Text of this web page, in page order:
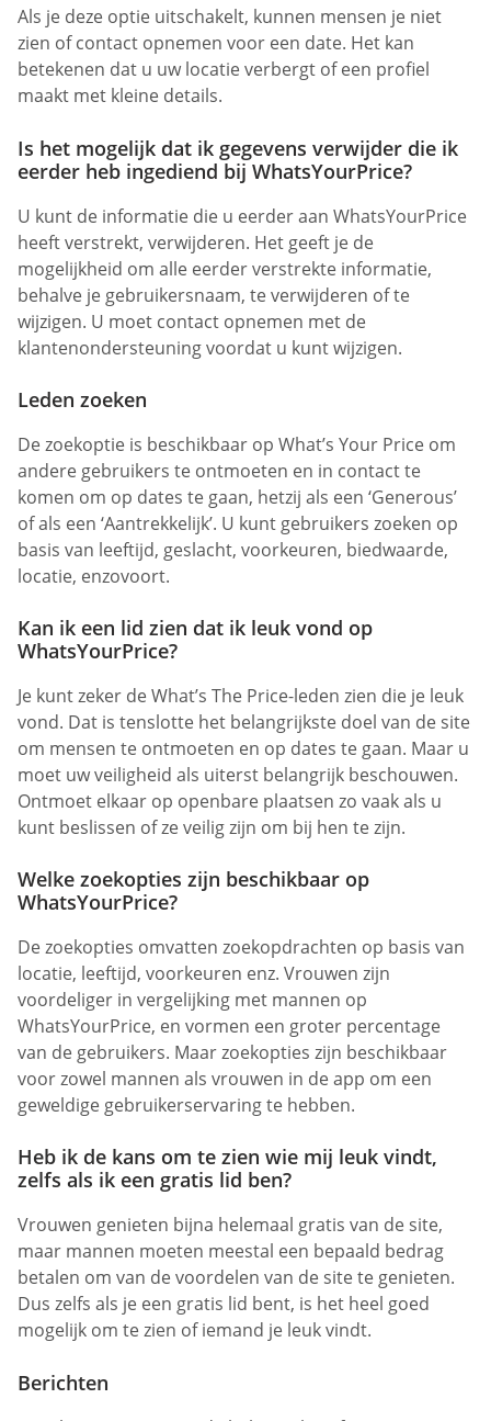
Als je deze optie uitschakelt, kunnen mensen je niet
zien of contact opnemen voor een date. Het kan
betekenen dat u uw locatie verbergt of een profiel
maakt met kleine details.
Is het mogelijk dat ik gegevens verwijder die ik
eerder heb ingediend bij WhatsYourPrice?
U kunt de informatie die u eerder aan WhatsYourPrice
heeft verstrekt, verwijderen. Het geeft je de
mogelijkheid om alle eerder verstrekte informatie,
behalve je gebruikersnaam, te verwijderen of te
wijzigen. U moet contact opnemen met de
klantenondersteuning voordat u kunt wijzigen.
Leden zoeken
De zoekoptie is beschikbaar op What’s Your Price om
andere gebruikers te ontmoeten en in contact te
komen om op dates te gaan, hetzij als een ‘Generous’
of als een ‘Aantrekkelijk’. U kunt gebruikers zoeken op
basis van leeftijd, geslacht, voorkeuren, biedwaarde,
locatie, enzovoort.
Kan ik een lid zien dat ik leuk vond op
WhatsYourPrice?
Je kunt zeker de What’s The Price-leden zien die je leuk
vond. Dat is tenslotte het belangrijkste doel van de site
om mensen te ontmoeten en op dates te gaan. Maar u
moet uw veiligheid als uiterst belangrijk beschouwen.
Ontmoet elkaar op openbare plaatsen zo vaak als u
kunt beslissen of ze veilig zijn om bij hen te zijn.
Welke zoekopties zijn beschikbaar op
WhatsYourPrice?
De zoekopties omvatten zoekopdrachten op basis van
locatie, leeftijd, voorkeuren enz. Vrouwen zijn
voordeliger in vergelijking met mannen op
WhatsYourPrice, en vormen een groter percentage
van de gebruikers. Maar zoekopties zijn beschikbaar
voor zowel mannen als vrouwen in de app om een
geweldige gebruikerservaring te hebben.
Heb ik de kans om te zien wie mij leuk vindt,
zelfs als ik een gratis lid ben?
Vrouwen genieten bijna helemaal gratis van de site,
maar mannen moeten meestal een bepaald bedrag
betalen om van de voordelen van de site te genieten.
Dus zelfs als je een gratis lid bent, is het heel goed
mogelijk om te zien of iemand je leuk vindt.
Berichten